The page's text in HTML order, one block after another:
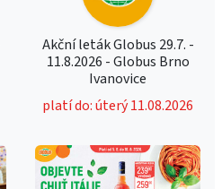
Akční leták Globus 29.7. -
11.8.2026 - Globus Brno
Ivanovice
platí do: úterý 11.08.2026